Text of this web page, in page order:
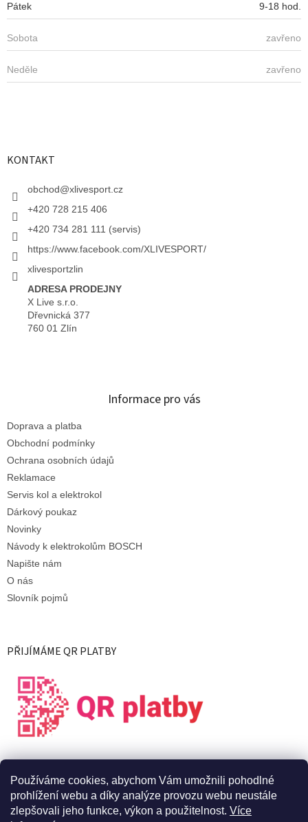
Používáme cookies, abychom Vám umožnili pohodlné
prohlížení webu a díky analýze provozu webu neustále
zlepšovali jeho funkce, výkon a použitelnost. Více
Pátek 9-18 hod.
Sobota zavřeno
Neděle zavřeno
KONTAKT
obchod@xlivesport.cz
+420 728 215 406
+420 734 281 111 (servis)
https://www.facebook.com/XLIVESPORT/
xlivesportzlin
ADRESA PRODEJNY
X Live s.r.o.
Dřevnická 377
760 01 Zlín
Informace pro vás
Doprava a platba
Obchodní podmínky
Ochrana osobních údajů
Reklamace
Servis kol a elektrokol
Dárkový poukaz
Novinky
Návody k elektrokolům BOSCH
Napište nám
O nás
Slovník pojmů
PŘIJÍMÁME QR PLATBY